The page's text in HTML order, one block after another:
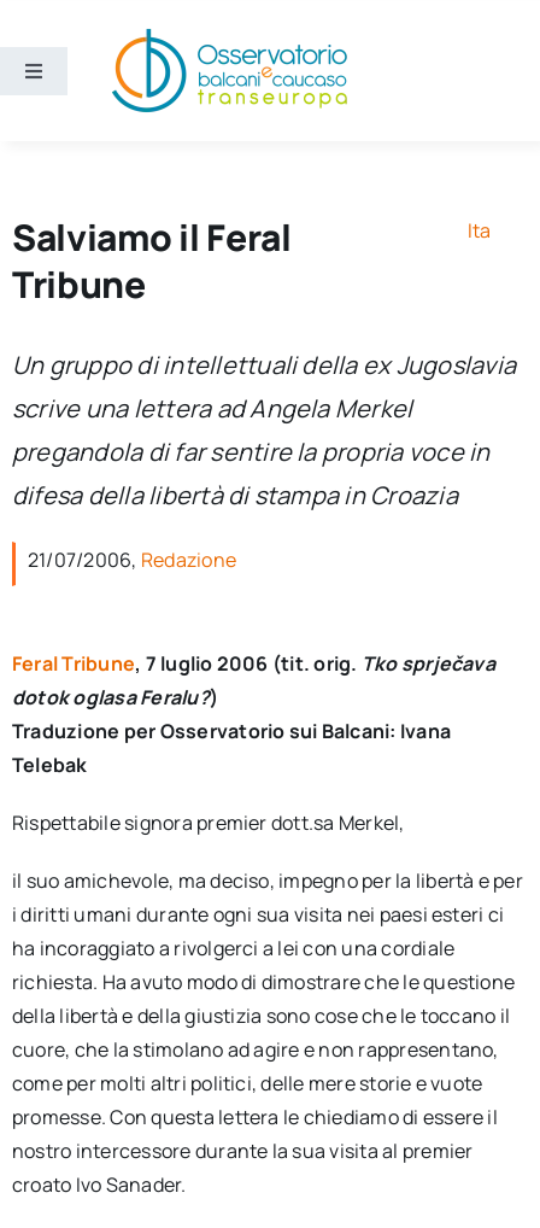
contenuto
Toggle
Ricerca e divulgazione
Sezioni
Chi siamo
per:
Ita
Salviamo il Feral
Tribune
Ita
Un gruppo di intellettuali della ex Jugoslavia
scrive una lettera ad Angela Merkel
pregandola di far sentire la propria voce in
difesa della libertà di stampa in Croazia
21/07/2006, Redazione
Feral Tribune, 7 luglio 2006 (tit. orig. Tko sprječava
dotok oglasa Feralu?)
Traduzione per Osservatorio sui Balcani: Ivana
Telebak
Rispettabile signora premier dott.sa Merkel,
il suo amichevole, ma deciso, impegno per la libertà e per
i diritti umani durante ogni sua visita nei paesi esteri ci
ha incoraggiato a rivolgerci a lei con una cordiale
richiesta. Ha avuto modo di dimostrare che le questione
della libertà e della giustizia sono cose che le toccano il
cuore, che la stimolano ad agire e non rappresentano,
come per molti altri politici, delle mere storie e vuote
promesse. Con questa lettera le chiediamo di essere il
nostro intercessore durante la sua visita al premier
croato Ivo Sanader.